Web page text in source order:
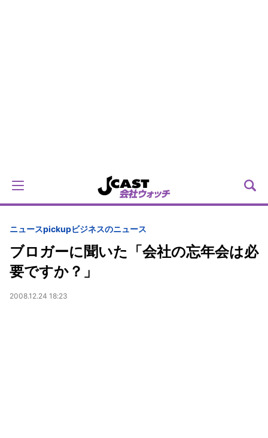
ニュースpickupビジネスのニュース
ブロガーに聞いた「会社の忘年会は必
要ですか？」
2008.12.24 18:23